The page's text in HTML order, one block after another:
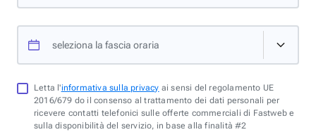
seleziona la fascia oraria
Letta l'informativa sulla privacy ai sensi del regolamento UE
2016/679 do il consenso al trattamento dei dati personali per
ricevere contatti telefonici sulle offerte commerciali di Fastweb e
sulla disponibilità del servizio, in base alla finalità #2